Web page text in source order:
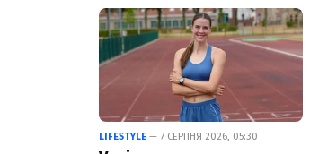
LIFESTYLE — 7 СЕРПНЯ 2026, 05:30